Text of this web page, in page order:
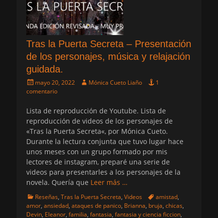
Tras la Puerta Secreta – Presentación
de los personajes, música y relajación
guidada.
Publicado
el
mayo 20, 2022 AutorMónica Cueto Liaño
1
comentario
Lista de reproducción de Youtube. Lista de
reproducción de videos de los personajes de
«Tras la Puerta Secreta«, por Mónica Cueto.
Durante la lectura conjunta que tuvo lugar hace
unos meses con un grupo formado por mis
lectores de instagram, preparé una serie de
videos para presentarles a los personajes de la
novela. Quería que Leer más …
Categorias
Reseñas, Tras la Puerta Secreta, Videos Etiquetas
amistad,
amor, ansiedad, ataques de panico, Brianna, bruja, chicas,
Devin, Eleanor, familia, fantasia, fantasia y ciencia ficcion,